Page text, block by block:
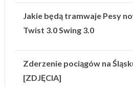
Jakie będą tramwaje Pesy
Twist 3.0 Swing 3.0
Zderzenie pociągów na
[ZDJĘCIA]